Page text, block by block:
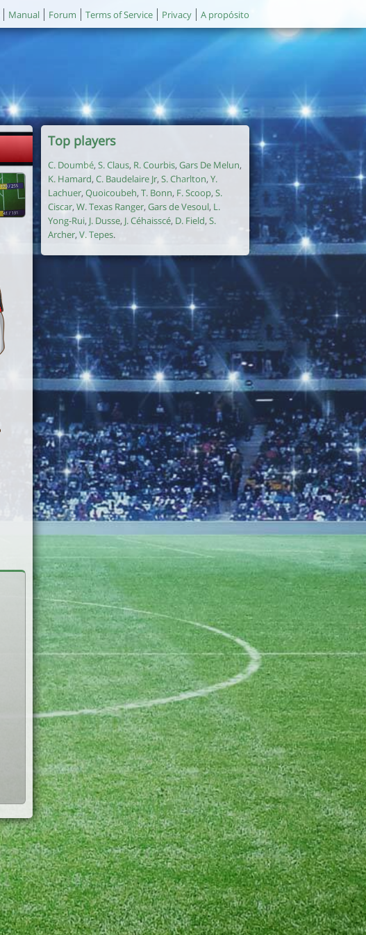
Manual Forum Terms of Service Privacy A propósito
Top players
C. Doumbé, S. Claus, R. Courbis, Gars De Melun,
K. Hamard, C. Baudelaire Jr, S. Charlton, Y.
Lachuer, Quoicoubeh, T. Bonn, F. Scoop, S.
Ciscar, W. Texas Ranger, Gars de Vesoul, L.
Yong-Rui, J. Dusse, J. Céhaisscé, D. Field, S.
Archer, V. Tepes.